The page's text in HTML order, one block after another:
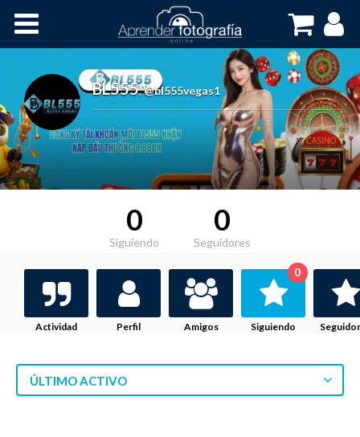
Cursos OnLine
BL555,@bl555vegas1
0
Siguiendo
0
Seguidores
Actividad Perfil Amigos Siguiendo
0
ÚLTIMO ACTIVO